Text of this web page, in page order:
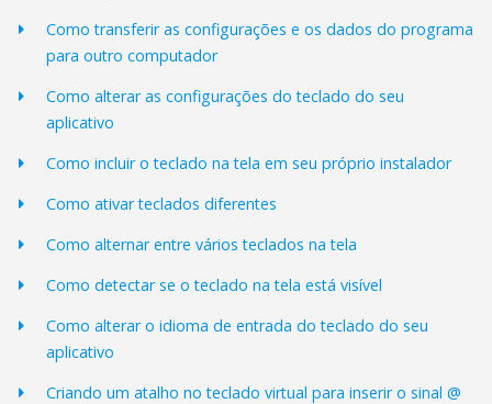
Como transferir as configurações e os dados do programa
para outro computador
Como alterar as configurações do teclado do seu
aplicativo
Como incluir o teclado na tela em seu próprio instalador
Como ativar teclados diferentes
Como alternar entre vários teclados na tela
Como detectar se o teclado na tela está visível
Como alterar o idioma de entrada do teclado do seu
aplicativo
Criando um atalho no teclado virtual para inserir o sinal @